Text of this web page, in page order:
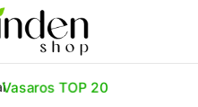
Vasaros TOP 20